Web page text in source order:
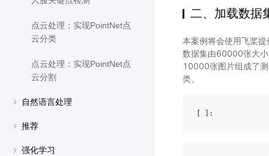
点云处理：实现PointNet点
云分类
点云处理：实现PointNet点
云分割
自然语言处理
推荐
强化学习
二、加载数据
本案例将会使用飞桨
数据集由60000张大
10000张图片组成了
类。